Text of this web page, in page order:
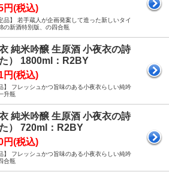
円(税込)
品】 若手蔵人が企画発案して造った新しいタイ
の新酒特別版、の四合瓶
純米吟醸 生原酒 小夜衣の詩
た） 1800ml：R2BY
円(税込)
】 フレッシュかつ旨味のある小夜衣らしい純吟
升瓶
純米吟醸 生原酒 小夜衣の詩
た） 720ml：R2BY
円(税込)
】 フレッシュかつ旨味のある小夜衣らしい純吟
合瓶